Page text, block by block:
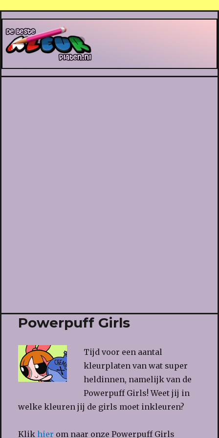
De Beste Kleurplaten
Powerpuff Girls
Tijd voor een aantal
kleurplaten van wat super
heldinnen, namelijk van de
Powerpuff Girls! Weet jij in
welke kleuren jij de girls moet inkleuren?
Klik hier om naar onze Powerpuff Girls